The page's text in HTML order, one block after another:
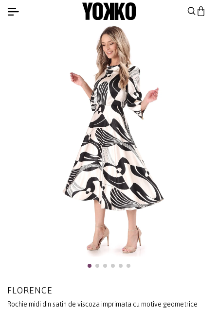
FLORENCE
Rochie midi din satin de viscoza imprimata cu motive geometrice